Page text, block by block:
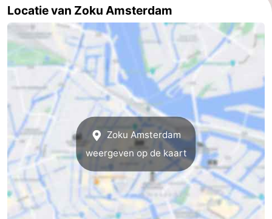
Holland
Forum
Reisboekenwinkel
vervoer
Route
Centraal
Station
Schiphol
Eindhoven
-
Locatie van Zoku Amsterdam
Zoku Amsterdam
weergeven op de kaart